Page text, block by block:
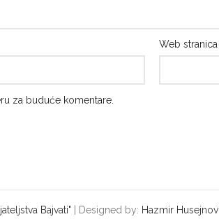
Web stranica
za buduće komentare.
Bajvati" | Designed by: Hazmir